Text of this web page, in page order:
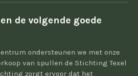
de volgende goede
ondersteunen we met onze
van spullen de Stichting Texel
zorgt ervoor dat het